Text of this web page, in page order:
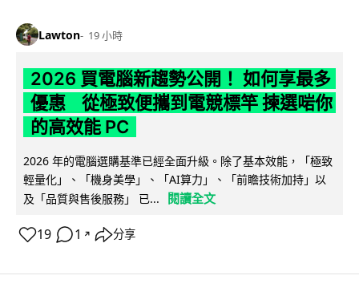
Lawton 19 小時
2026 買電腦新趨勢公開！ 如何享最多
優惠 從極致便攜到電競標竿 揀選啱你
的高效能 PC
2026 年的電腦選購基準已經全面升級。除了基本效能，「極致
輕量化」、「機身美學」、「AI算力」、「前瞻技術加持」以
及「品質與售後服務」 已...
閱讀全文
19 1 ↗ 分享